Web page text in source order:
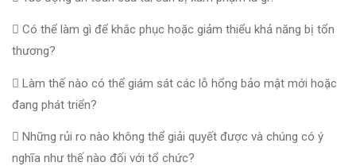
 Có thể làm gì để khắc phục hoặc giảm thiểu khả năng bị tổn
thương?
 Làm thế nào có thể giám sát các lỗ hổng bảo mật mới hoặc
đang phát triển?
 Những rủi ro nào không thể giải quyết được và chúng có ý
nghĩa như thế nào đối với tổ chức?